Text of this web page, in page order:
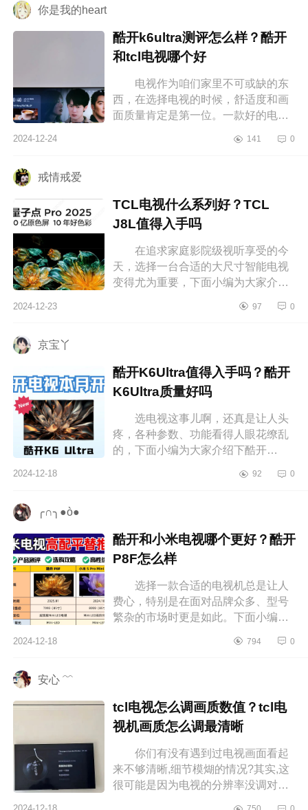
你是我的heart
酷开k6ultra测评怎么样？酷开
和tcl电视哪个好
电视作为咱们家里不可或缺的东
西，在选择电视的时候，舒适度和画
面质量肯定是第一位。一款好的电视
都是杠杠的，酷开电视基本在同段
2024-12-24 141 0
戒情戒爱
TCL电视什么系列好？TCL
J8L值得入手吗
在追求家庭影院级视听享受的今
天，选择一台合适的大尺寸智能电视
变得尤为重要，下面小编为大家介绍
入手吗 TCL电视什么系列好
2024-12-23 97 0
京宝丫
酷开K6Ultra值得入手吗？酷开
K6Ultra质量好吗
选电视这事儿啊，还真是让人头
疼，各种参数、功能看得人眼花缭乱
的，下面小编为大家介绍下酷开
量好吗 酷开K6Ultra值得入手
2024-12-18 92 0
╭∩╮●ò●
酷开和小米电视哪个更好？酷开
P8F怎么样
选择一款合适的电视机总是让人
费心，特别是在面对品牌众多、型号
繁杂的市场时更是如此。下面小编为
好？酷开P8F怎么样 酷开和小米
2024-12-18 794 0
安心 ﹌
tcl电视怎么调画质数值？tcl电
视机画质怎么调最清晰
你们有没有遇到过电视画面看起
来不够清晰,细节模煳的情况?其实,这
很可能是因为电视的分辨率没调对，